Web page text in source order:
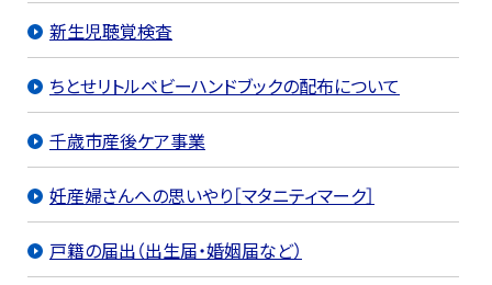
新生児聴覚検査
ちとせリトルベビーハンドブックの配布について
千歳市産後ケア事業
妊産婦さんへの思いやり［マタニティマーク］
戸籍の届出（出生届・婚姻届など）